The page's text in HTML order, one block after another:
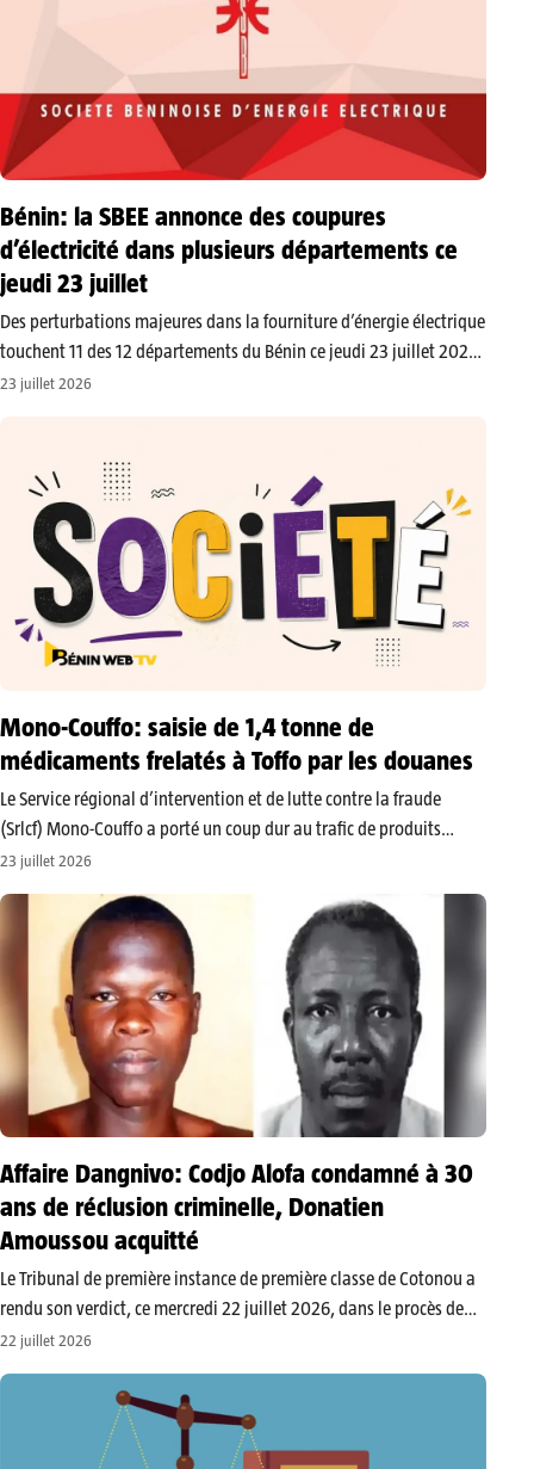
Bénin: la SBEE annonce des coupures
d’électricité dans plusieurs départements ce
jeudi 23 juillet
​Des perturbations majeures dans la fourniture d’énergie électrique
touchent 11 des 12 départements du Bénin ce jeudi 23 juillet 2026.
Dans un communiqué publié le mardi 21 juillet, la Société
23 juillet 2026
Mono-Couffo: saisie de 1,4 tonne de
médicaments frelatés à Toffo par les douanes
​Le Service régional d’intervention et de lutte contre la fraude
(Srlcf) Mono-Couffo a porté un coup dur au trafic de produits
illicites. Dans la nuit du dimanche 19 juillet 2026, les agents
23 juillet 2026
Affaire Dangnivo: Codjo Alofa condamné à 30
ans de réclusion criminelle, Donatien
Amoussou acquitté
Le Tribunal de première instance de première classe de Cotonou a
rendu son verdict, ce mercredi 22 juillet 2026, dans le procès de
l’affaire Dangnivo. Au terme des débats, Codjo Cossi Alofa a été
22 juillet 2026